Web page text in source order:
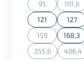
95
(Cette action
101,6
121
127
159
(Cette action
168,3
355,6
(Cette action
406,4